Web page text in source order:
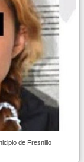
de Fresnillo